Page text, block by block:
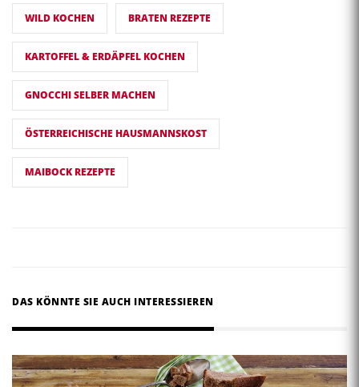
WILD KOCHEN BRATEN REZEPTE
KARTOFFEL & ERDÄPFEL KOCHEN
GNOCCHI SELBER MACHEN
ÖSTERREICHISCHE HAUSMANNSKOST
MAIBOCK REZEPTE
DAS KÖNNTE SIE AUCH INTERESSIEREN